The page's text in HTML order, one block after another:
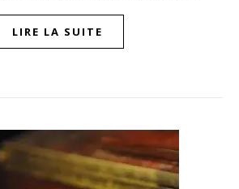
LIRE LA SUITE